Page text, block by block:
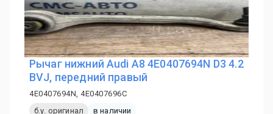
Рычаг нижний Audi A8 4E0407694N D3 4.2
BVJ, передний правый
4E0407694N, 4E0407696C
б.у. оригинал
в наличии